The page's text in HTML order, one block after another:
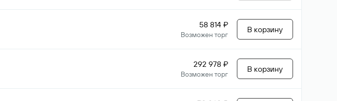
58 814 ₽
Возможен торг
В корзину
292 978 ₽
Возможен торг
В корзину